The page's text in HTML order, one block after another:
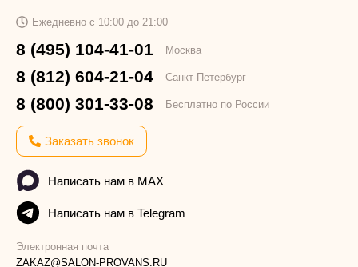
Ежедневно с 10:00 до 21:00
8 (495) 104-41-01 Москва
8 (812) 604-21-04 Санкт-Петербург
8 (800) 301-33-08 Бесплатно по России
Заказать звонок
Написать нам в MAX
Написать нам в Telegram
Электронная почта
ZAKAZ@SALON-PROVANS.RU